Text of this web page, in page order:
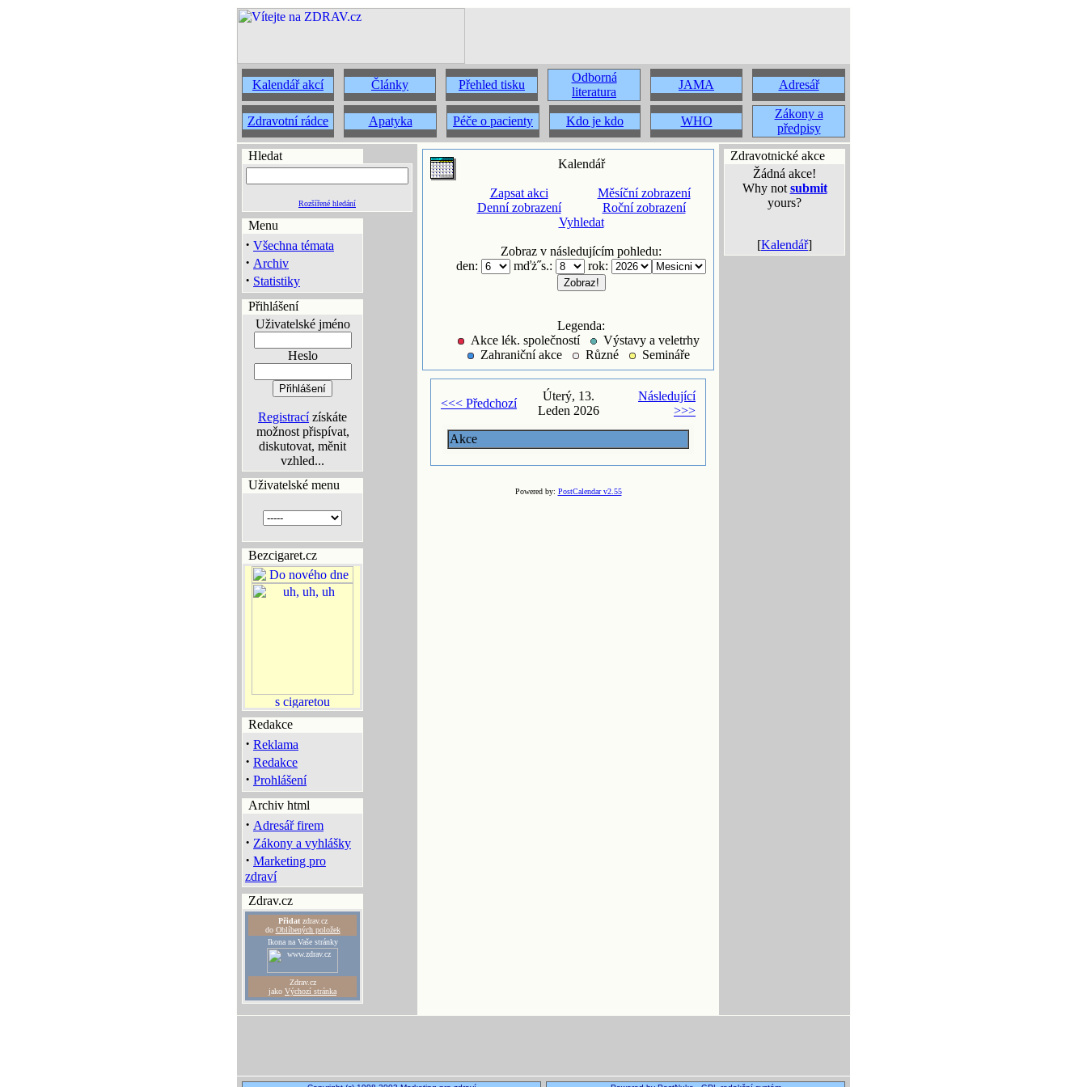
Kalendář akcí Články Přehled tisku
Odborná
literatura
JAMA Adresář
Zdravotní rádce Apatyka Péče o pacienty Kdo je kdo WHO
Zákony a
předpisy
Hledat
Rozšířené hledání
Menu
· Všechna témata
· Archiv
· Statistiky
Přihlášení
Uživatelské jméno
Heslo
Registracízískáte
možnost přispívat,
diskutovat, měnit
vzhled...
Uživatelské menu
Bezcigaret.cz
Redakce
· Reklama
· Redakce
· Prohlášení
Archiv html
· Adresář firem
· Zákony a vyhlášky
· Marketing pro
zdraví
Zdrav.cz
Přidatzdrav.cz
do Oblíbených položek
Ikona na Vaše stránky
Zdrav.cz
jako Výchozí stránka
Kalendář
Zapsat akci
Denní zobrazení
Měsíční zobrazení
Roční zobrazení
Vyhledat
Zobraz v následujícím pohledu:
den:
mďż˝s.: rok:
Legenda:
Akce lék. společností
Výstavy a veletrhy
Zahraniční akce
Různé Semináře
<<< Předchozí
Úterý, 13.
Leden 2026
Následující
>>>
Akce
Powered by: PostCalendar v2.55
Zdravotnické akce
Žádná akce!
Why not submit
yours?
[Kalendář]